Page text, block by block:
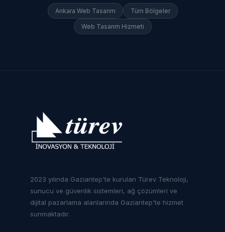
Ankara Web Tasarım Tüm Bölgeler
Web Tasarım Hizmeti
2023 yılında Gaziantep'te kurulan Türev Teknoloji,
sunucu ve güvenlik sistemleri, ağ çözümleri ve
dijital pazarlama alanlarında Gaziantep'te hizmet
sunmaktadır.